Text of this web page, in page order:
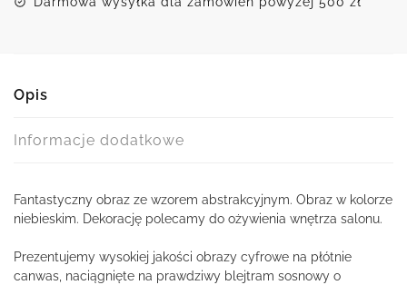
Opis
Informacje dodatkowe
Fantastyczny obraz ze wzorem abstrakcyjnym. Obraz w kolorze
niebieskim. Dekorację polecamy do ożywienia wnętrza salonu.
Prezentujemy wysokiej jakości obrazy cyfrowe na płótnie
canwas, naciągnięte na prawdziwy blejtram sosnowy o